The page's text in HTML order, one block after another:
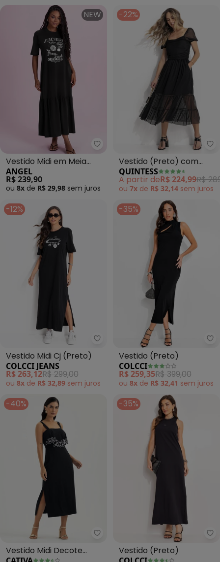
NEW
Angel - Vestido Midi em Meia
Vestido Midi em Meia
Malha (Preto)
ANGEL
R$ 239,90
ou 8x de R$ 29,98 sem juros
-22%
Vestido (Preto) com
Camadas
QUINTESS
A partir deR$ 224,99R$
ou 7x de R$ 32,14 sem juros
-12%
Colcci Jeans - Vestido Midi Cj
Vestido Midi Cj (Preto)
COLCCI JEANS
R$ 263,12R$ 299,00
ou 8x de R$ 32,89 sem juros
-35%
Vestido (Preto)
COLCCI
R$ 259,35R$ 399,00
ou 8x de R$ 32,41 sem juros
-40%
Cativa - Vestido Midi Decote
Vestido Midi Decote
-35%
Vestido (Preto)